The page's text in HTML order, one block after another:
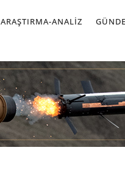
ARAŞTIRMA-ANALIZ